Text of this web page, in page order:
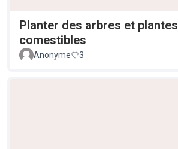
Planter des arbres et plantes
comestibles
Anonyme 3